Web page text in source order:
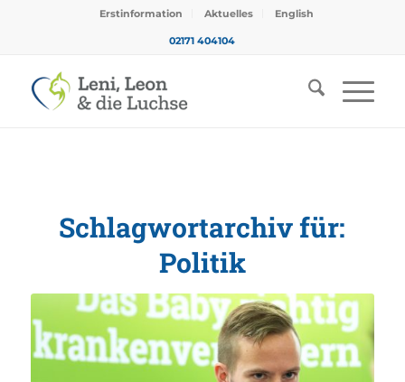
Erstinformation Aktuelles English
02171 404104
Schlagwortarchiv für:
Politik